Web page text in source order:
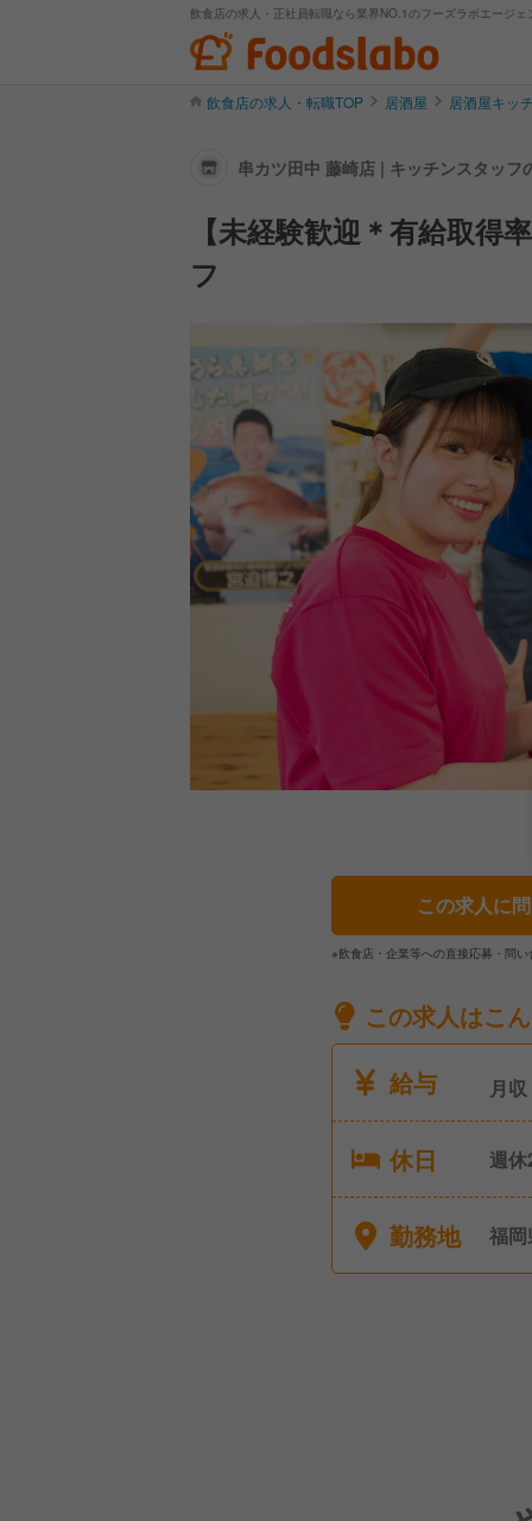
飲食店の求人・正社員転職なら業界NO.1のフーズラボエージェ
飲食店の求人・転職TOP 居酒屋 居酒屋キッ
串カツ田中 藤崎店 | キッチンスタッフ
【未経験歓迎＊有給取
フ
この求人に
※飲食店・企業等への直接応募・問
この求人はこ
給与
月収
休日
週休2日
■特
勤務地 福